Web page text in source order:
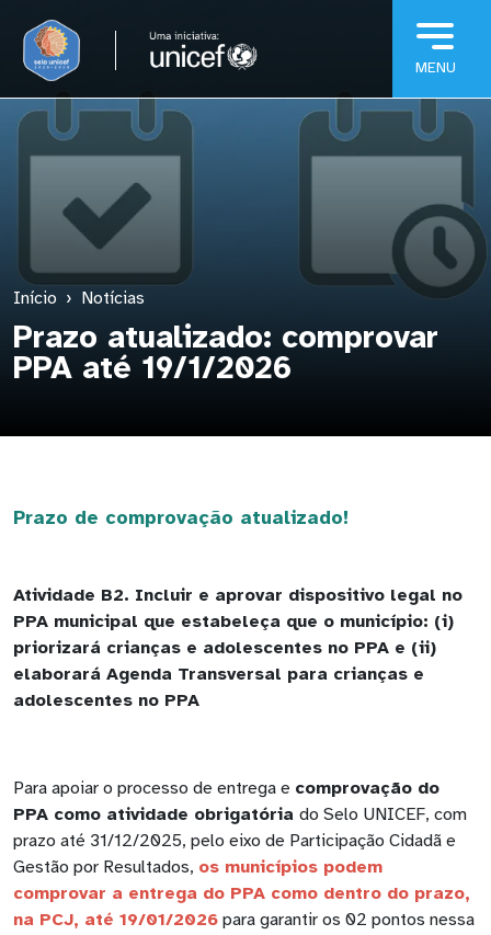
Início Notícias
Prazo atualizado: comprovar
PPA até 19/1/2026
Prazo de comprovação atualizado!
Atividade B2. Incluir e aprovar dispositivo legal no
PPA municipal que estabeleça que o município: (i)
priorizará crianças e adolescentes no PPA e (ii)
elaborará Agenda Transversal para crianças e
adolescentes no PPA
Para apoiar o processo de entrega e comprovação do
PPA como atividade obrigatória do Selo UNICEF, com
prazo até 31/12/2025, pelo eixo de Participação Cidadã e
Gestão por Resultados, os municípios podem
comprovar a entrega do PPA como dentro do prazo,
na PCJ, até 19/01/2026 para garantir os 02 pontos nessa